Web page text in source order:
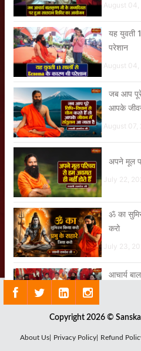
August 04,
यह युवती
परेशान
August 04,
जब आप पूरे
आपके
August 07,
अपने मूल
July 22,
ॐ का
करो
July 23,
आचार्य
आंखों
Copyright 2026 ©
About Us| Privacy Policy| Refund